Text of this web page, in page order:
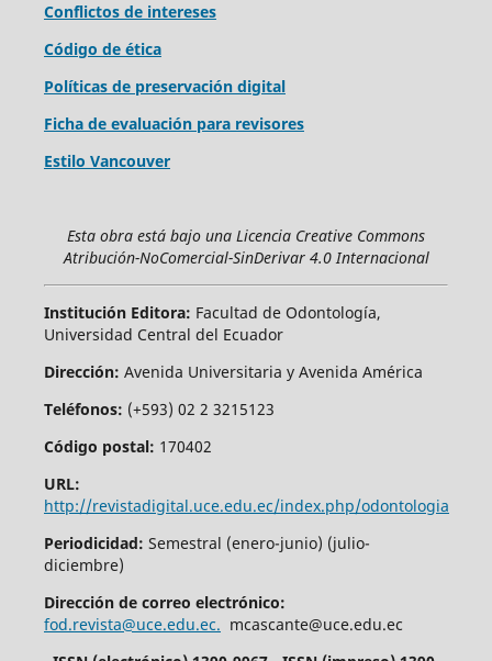
Conflictos de intereses
Código de ética
Políticas de preservación digital
Ficha de evaluación para revisores
Estilo Vancouver
Esta obra está bajo una Licencia Creative Commons
Atribución-NoComercial-SinDerivar 4.0 Internacional
Institución Editora: Facultad de Odontología,
Universidad Central del Ecuador
Dirección: Avenida Universitaria y Avenida América
Teléfonos: (+593) 02 2 3215123
Código postal: 170402
URL:
http://revistadigital.uce.edu.ec/index.php/odontologia
Periodicidad: Semestral (enero-junio) (julio-
diciembre)
Dirección de correo electrónico:
fod.revista@uce.edu.ec. mcascante@uce.edu.ec